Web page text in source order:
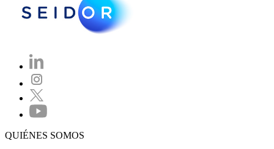
QUIÉNES SOMOS